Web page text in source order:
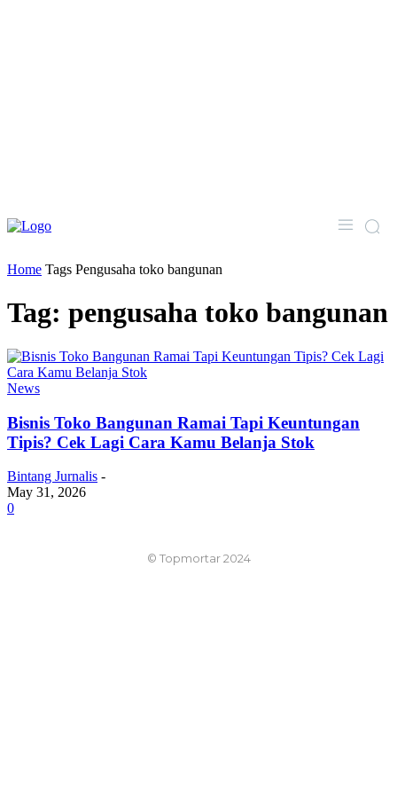
Home Tags Pengusaha toko bangunan
Tag: pengusaha toko bangunan
News
Bisnis Toko Bangunan Ramai Tapi Keuntungan
Tipis? Cek Lagi Cara Kamu Belanja Stok
Bintang Jurnalis -
May 31, 2026
0
© Topmortar 2024